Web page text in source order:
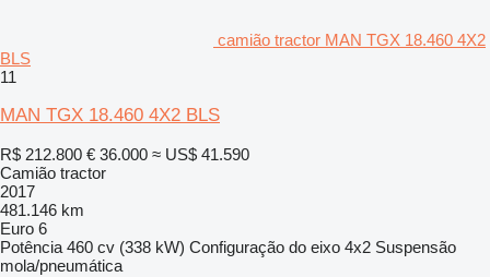
camião tractor MAN TGX 18.460 4X2
BLS
11
MAN TGX 18.460 4X2 BLS
R$ 212.800 € 36.000 ≈ US$ 41.590
Camião tractor
2017
481.146 km
Euro 6
Potência 460 cv (338 kW) Configuração do eixo 4x2 Suspensão
mola/pneumática